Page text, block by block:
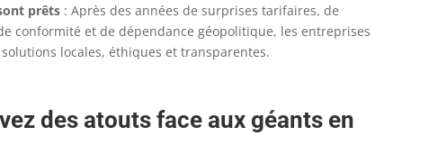
prêts : Après des années de surprises tarifaires, de
conformité et de dépendance géopolitique, les entreprises
locales, éthiques et transparentes.
des atouts face aux géants en